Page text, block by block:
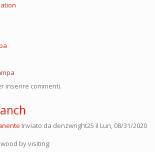
inserire commenti.
Inviato da denzwright25 il Lun, 08/31/2020
by visiting: